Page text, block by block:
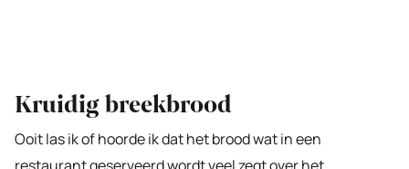
Kruidig breekbrood
Ooit las ik of hoorde ik dat het brood wat in een